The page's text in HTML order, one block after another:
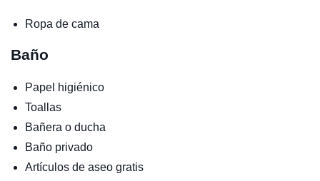
Ropa de cama
Baño
Papel higiénico
Toallas
Bañera o ducha
Baño privado
Artículos de aseo gratis